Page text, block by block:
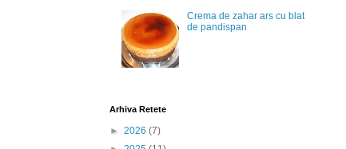
Crema de zahar ars cu blat
de pandispan
Arhiva Retete
► 2026 (7)